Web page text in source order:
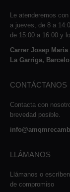
Le atenderemos
a jueves, de 8 a
de 15:00 a 16:00 y
Carrer Josep Maria
La Garriga,
CONTÁCTANOS
Contacta con
brevedad posible.
LLÁMANOS
Llámanos o
de compromiso